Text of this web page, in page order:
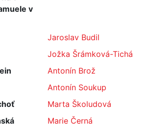
v
Jaroslav Budil
Jožka Šrámková-Tichá
Antonín Brož
Antonín Soukup
Marta Školudová
Marie Černá